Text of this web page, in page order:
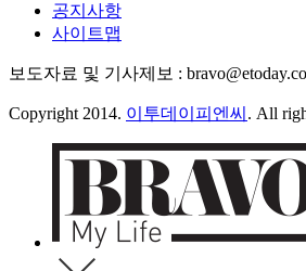
공지사항
사이트맵
보도자료 및 기사제보 :
Copyright 2014. 이투데이피엔씨 . All